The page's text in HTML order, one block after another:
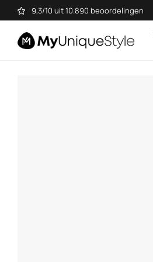
9,3/10 uit 10.890 beoordelingen